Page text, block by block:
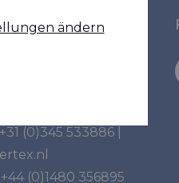
weitere
Sie uns:
+31 (0)345 533886
+44 (0)1480 356895
ändern